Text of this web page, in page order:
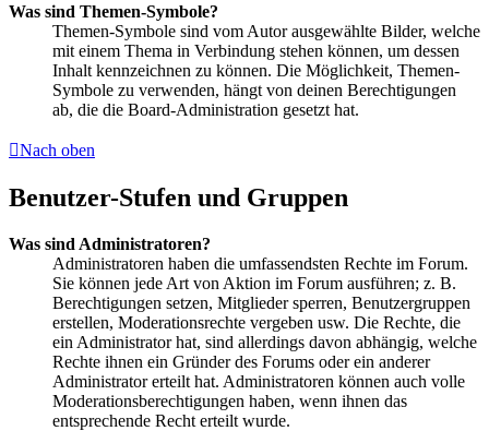
Was sind Themen-Symbole?
Themen-Symbole sind vom Autor ausgewählte Bilder, welche
mit einem Thema in Verbindung stehen können, um dessen
Inhalt kennzeichnen zu können. Die Möglichkeit, Themen-
Symbole zu verwenden, hängt von deinen Berechtigungen
ab, die die Board-Administration gesetzt hat.
Nach oben
Benutzer-Stufen und Gruppen
Was sind Administratoren?
Administratoren haben die umfassendsten Rechte im Forum.
Sie können jede Art von Aktion im Forum ausführen; z. B.
Berechtigungen setzen, Mitglieder sperren, Benutzergruppen
erstellen, Moderationsrechte vergeben usw. Die Rechte, die
ein Administrator hat, sind allerdings davon abhängig, welche
Rechte ihnen ein Gründer des Forums oder ein anderer
Administrator erteilt hat. Administratoren können auch volle
Moderationsberechtigungen haben, wenn ihnen das
entsprechende Recht erteilt wurde.